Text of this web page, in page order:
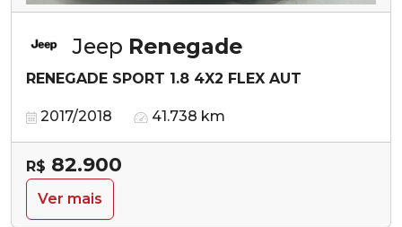
Jeep Renegade
RENEGADE SPORT 1.8 4X2 FLEX AUT
2017/2018 41.738 km
R$ 82.900
Ver mais